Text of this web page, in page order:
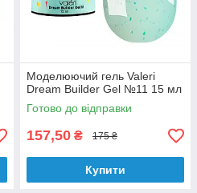
Моделюючий гель Valeri
Dream Builder Gel №11 15 мл
Готово до відправки
157,50 ₴ 175 ₴
Купити